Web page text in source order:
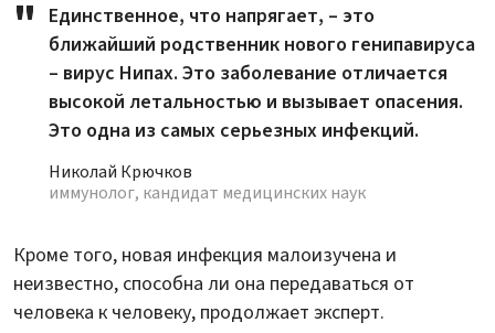
Единственное, что напрягает, – это
ближайший родственник нового генипавируса
– вирус Нипах. Это заболевание отличается
высокой летальностью и вызывает опасения.
Это одна из самых серьезных инфекций.
Николай Крючков
иммунолог, кандидат медицинских наук
Кроме того, новая инфекция малоизучена и
неизвестно, способна ли она передаваться от
человека к человеку, продолжает эксперт.